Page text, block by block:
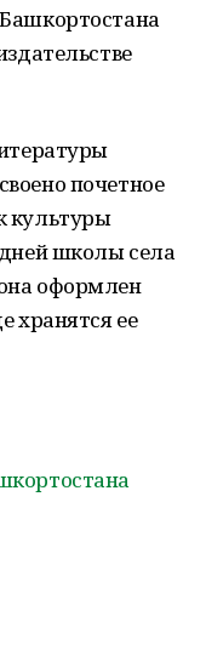
почетное
культуры
школы села
оформлен
хранятся ее